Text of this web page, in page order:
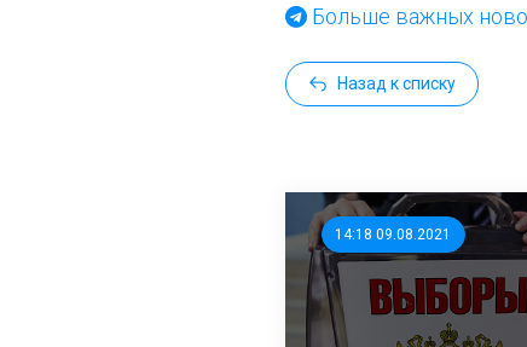
Больше важных
Назад к списку
14:18 09.08.2021